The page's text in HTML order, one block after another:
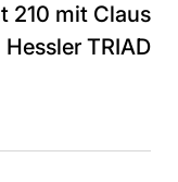
210 mit Claus
Hessler TRIAD